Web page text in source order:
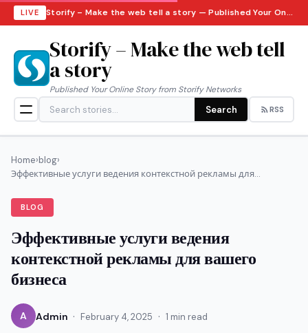
LIVE Storify – Make the web tell a story — Published Your Online Story from Storify Networks · Friday, August 7, 2026
Storify – Make the web tell
a story
Published Your Online Story from Storify Networks
Search RSS
Home›blog›
Эффективные услуги ведения контекстной рекламы для...
BLOG
Эффективные услуги ведения
контекстной рекламы для вашего
бизнеса
A Admin · February 4, 2025 · 1 min read